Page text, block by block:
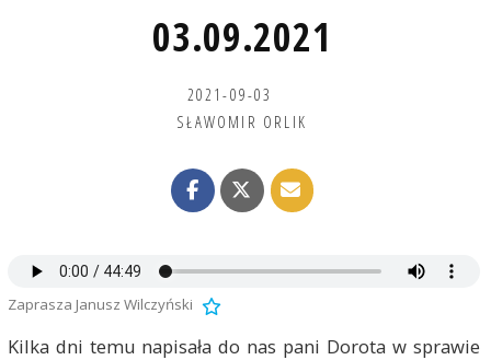
03.09.2021
2021-09-03
SŁAWOMIR ORLIK
Zaprasza Janusz Wilczyński
Kilka dni temu napisała do nas pani Dorota w sprawie